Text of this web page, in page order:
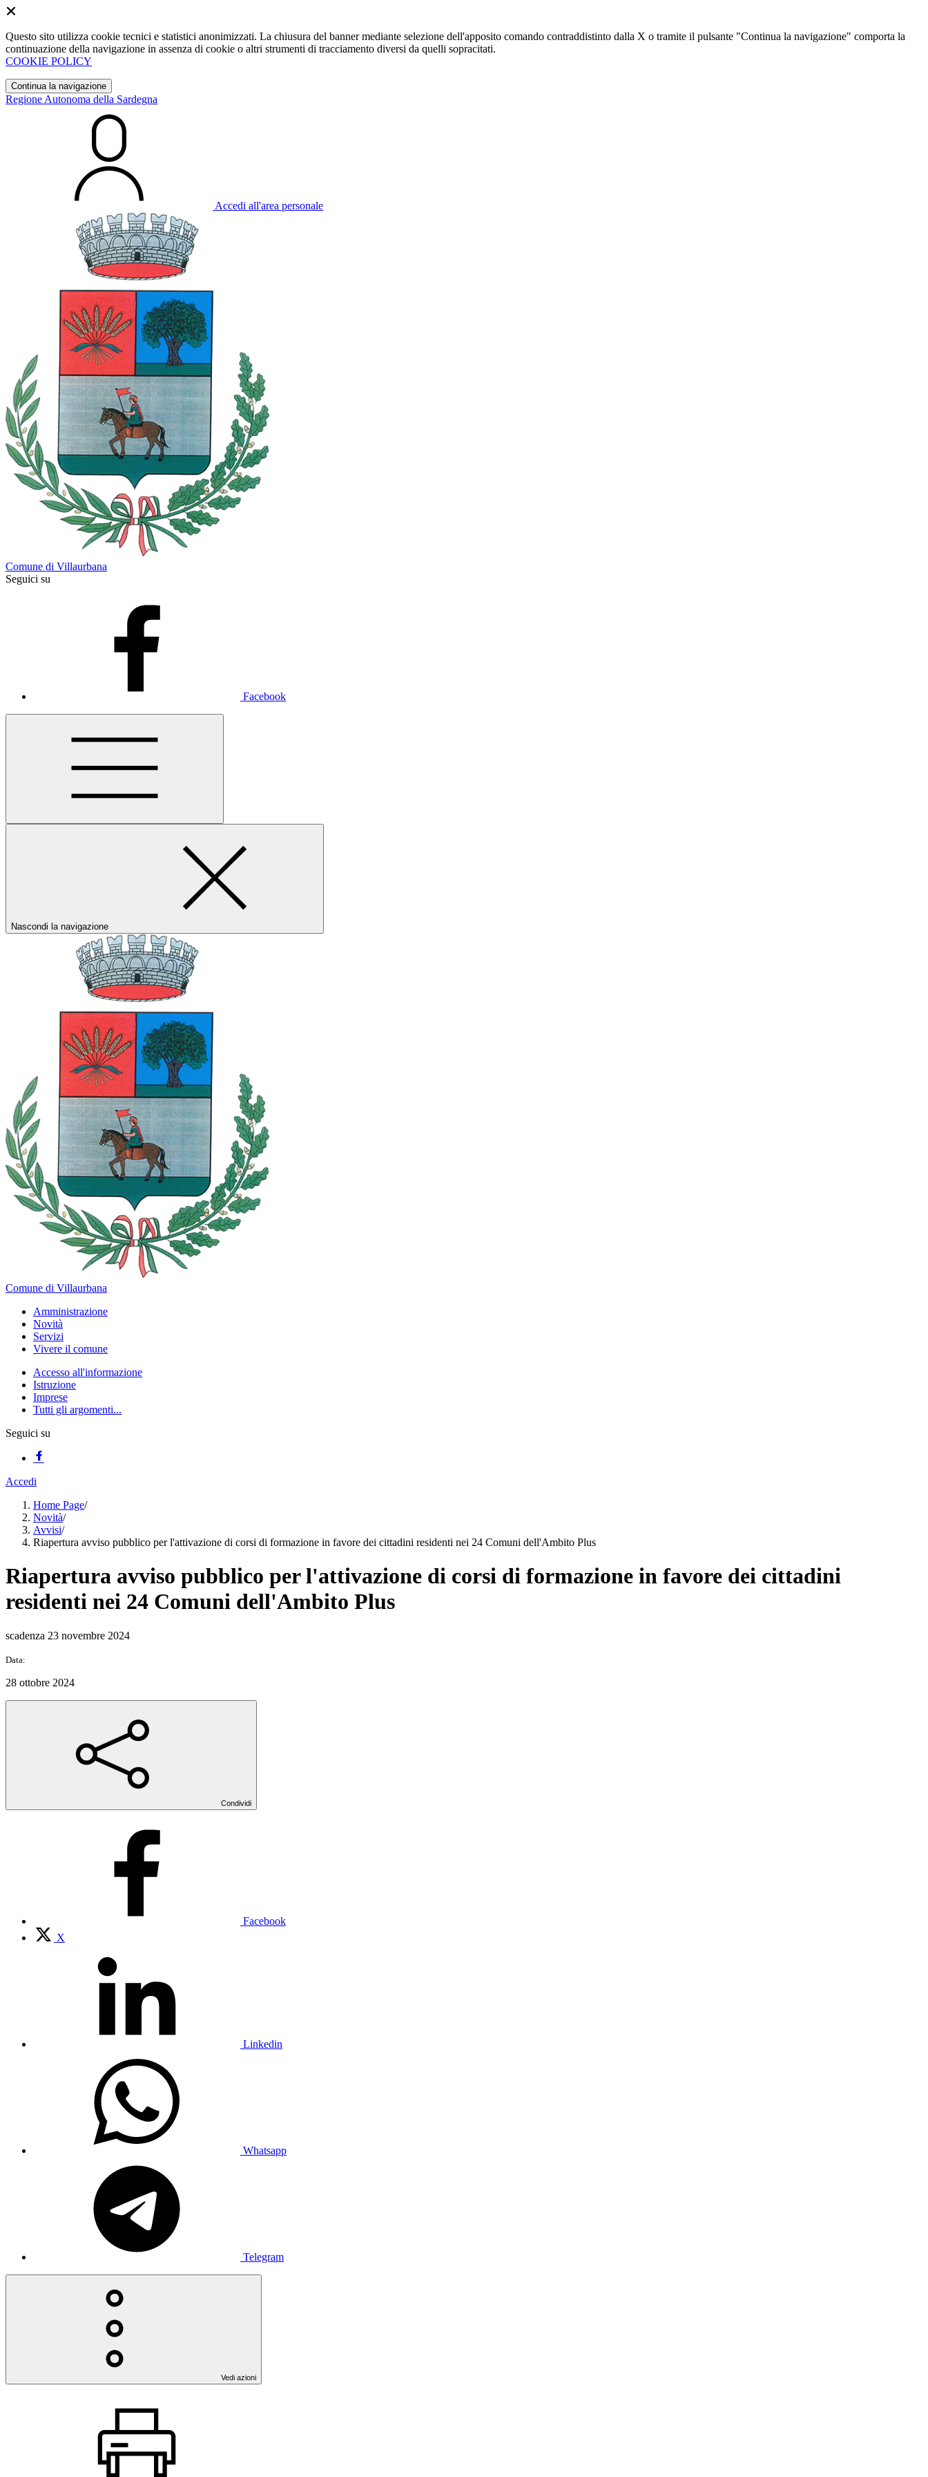
Questo sito utilizza cookie tecnici e statistici anonimizzati. La chiusura del banner mediante selezione dell'apposito comando contraddistinto dalla X o tramite il pulsante "Continua la navigazione" comporta la
continuazione della navigazione in assenza di cookie o altri strumenti di tracciamento diversi da quelli sopracitati.
COOKIE POLICY
Continua la navigazione
Regione Autonoma della Sardegna
Accedi all'area personale
Comune di Villaurbana
Seguici su
Facebook
Nascondi la navigazione
Comune di Villaurbana
Amministrazione
Novità
Servizi
Vivere il comune
Accesso all'informazione
Istruzione
Imprese
Tutti gli argomenti...
Seguici su
Accedi
Home Page/
Novità/
Avvisi/
Riapertura avviso pubblico per l'attivazione di corsi di formazione in favore dei cittadini residenti nei 24 Comuni dell'Ambito Plus
Riapertura avviso pubblico per l'attivazione di corsi di formazione in favore dei cittadini
residenti nei 24 Comuni dell'Ambito Plus
scadenza 23 novembre 2024
Data:
28 ottobre 2024
Condividi
Facebook
X
Linkedin
Whatsapp
Telegram
Vedi azioni